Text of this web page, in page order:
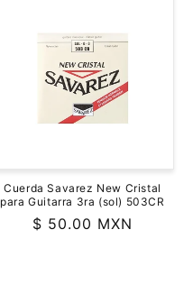
Cuerda Savarez New Cristal
para Guitarra 3ra (sol) 503CR
Precio
$ 50.00 MXN